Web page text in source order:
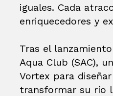
iguales. Cada
enriquecedores y
Tras el
Aqua Club (SAC),
Vortex para
transformar su río